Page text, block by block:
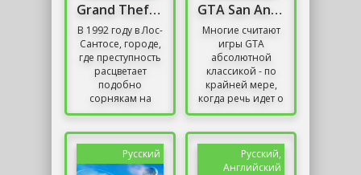
Grand Theft Auto San Andreas Русская Озвучка
В 1992 году в Лос-
Сантосе, городе,
где преступность
расцветает
подобно
сорнякам на
заброшенных
Andreas. Эта
игра...
GTA San Andreas На Телефон
Многие считают
игры GTA
абсолютной
классикой - по
крайней мере,
когда речь идет о
GTA III, GTA Vice
первой вошла в...
Русский
Русский,
Английский